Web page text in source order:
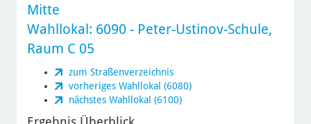
Mitte
Wahllokal: 6090 - Peter-Ustinov-Schule,
Raum C 05
zum Straßenverzeichnis
vorheriges Wahllokal (6080)
nächstes Wahllokal (6100)